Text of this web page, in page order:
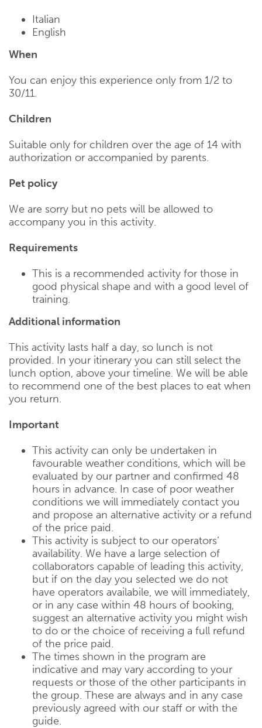
Italian
English
When
You can enjoy this experience only from 1/2 to
30/11.
Children
Suitable only for children over the age of 14 with
authorization or accompanied by parents.
Pet policy
We are sorry but no pets will be allowed to
accompany you in this activity.
Requirements
This is a recommended activity for those in
good physical shape and with a good level of
training.
Additional information
This activity lasts half a day, so lunch is not
provided. In your itinerary you can still select the
lunch option, above your timeline. We will be able
to recommend one of the best places to eat when
you return.
Important
This activity can only be undertaken in
favourable weather conditions, which will be
evaluated by our partner and confirmed 48
hours in advance. In case of poor weather
conditions we will immediately contact you
and propose an alternative activity or a refund
of the price paid.
This activity is subject to our operators‘
availability. We have a large selection of
collaborators capable of leading this activity,
but if on the day you selected we do not
have operators availabile, we will immediately,
or in any case within 48 hours of booking,
suggest an alternative activity you might wish
to do or the choice of receiving a full refund
of the price paid.
The times shown in the program are
indicative and may vary according to your
requests or those of the other participants in
the group. These are always and in any case
previously agreed with our staff or with the
guide.